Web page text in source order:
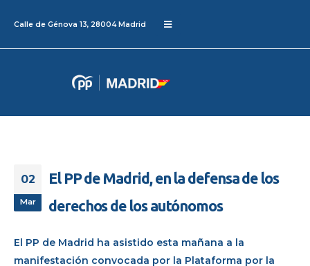
Calle de Génova 13, 28004 Madrid
02
Mar
El PP de Madrid, en la defensa de los
derechos de los autónomos
El PP de Madrid ha asistido esta mañana a la
manifestación convocada por la Plataforma por la